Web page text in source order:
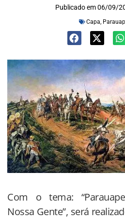
Publicado em 06/09/
Capa,
Com o tema:
Nossa Gente”, será